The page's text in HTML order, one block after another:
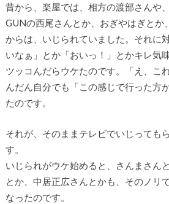
昔から、楽屋では、相方の渡部さんや
GUNの西尾さんとか、おぎやはぎとか
からは、いじられていました。それに
いなぁ」とか「おいっ！」とかキレ気
ツッコんだらウケたのです。「え、こ
んだん自分でも「この感じで行った方
たのです。
それが、そのままテレビでいじっても
す。
いじられがウケ始めると、さんまさん
とか、中居正広さんとかも、そのノリ
なったのです。